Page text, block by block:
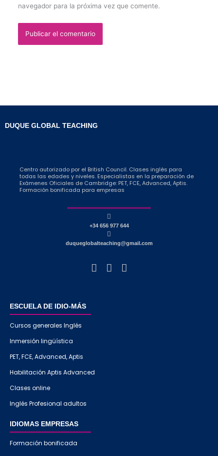
navegador para la próxima vez que comente.
DUQUE GLOBAL TEACHING
Centro autorizado por el British Council. Clases inglés para
todas las edades y niveles. Especialistas en la preparación de
Exámenes Oficiales de Cambridge: PET, FCE, Advanced, Aptis.
Formación bonificada para empresas
+34 656 977 644
duqueglobalteaching@gmail.com
ESCUELA DE IDIO-MÁS
Cursos generales Inglés
Inmersión lingüística
PET, FCE, Advanced, Aptis
Habilitación Aptis Advanced
Clases online
Inglés Profesional adultos
IDIOMAS EMPRESAS
Formación bonificada